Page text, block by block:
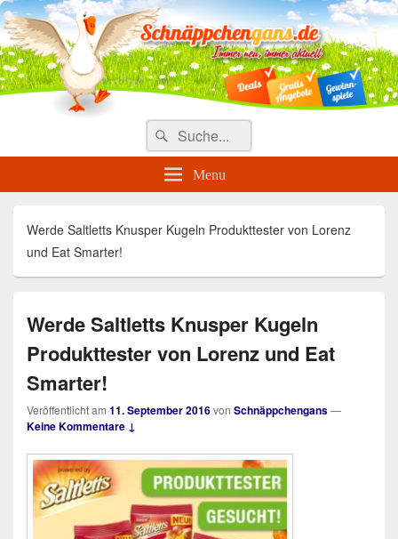
Täglich die besten Gewinnspiele
und Angebote
Search
for:
Suche
Menu
Werde Saltletts Knusper Kugeln Produkttester von Lorenz
und Eat Smarter!
Werde Saltletts Knusper Kugeln
Produkttester von Lorenz und Eat
Smarter!
Veröffentlicht am 11. September 2016von Schnäppchengans—
Keine Kommentare ↓